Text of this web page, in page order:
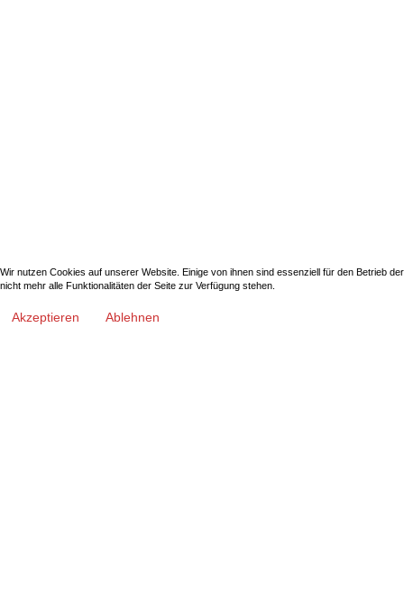
Wir nutzen Cookies auf unserer Website. Einige von ihnen sind essenziell für den Betrieb
nicht mehr alle Funktionalitäten der Seite zur Verfügung stehen.
Akzeptieren Ablehnen